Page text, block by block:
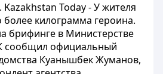
Kazakhstan Today - У жителя
килограмма героина.
брифинге в Министерстве
сообщил официальный
Куанышбек Жуманов,